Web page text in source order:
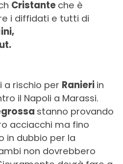
Cristante che è
i diffidati e tutti di
a rischio per Ranieri in
il Napoli a Marassi.
stanno provando
acciacchi ma fino
in dubbio per la
non dovrebbero